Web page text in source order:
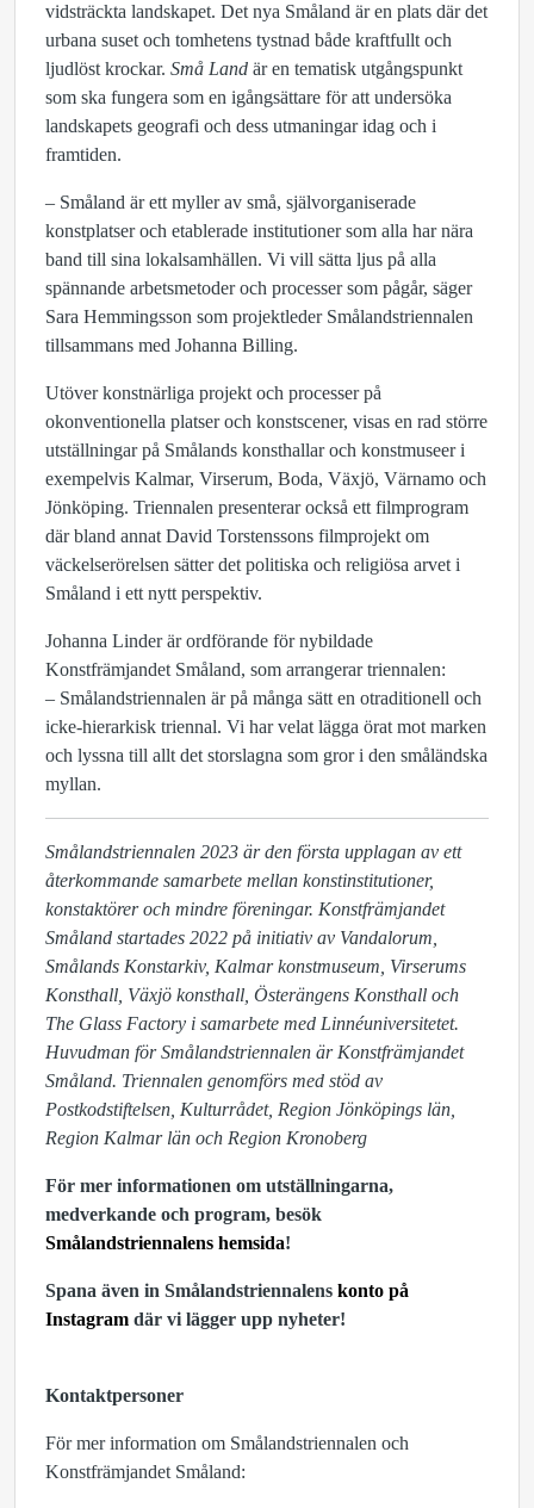
vidsträckta landskapet. Det nya Småland är en plats där det
urbana suset och tomhetens tystnad både kraftfullt och
ljudlöst krockar. Små Land är en tematisk utgångspunkt
som ska fungera som en igångsättare för att undersöka
landskapets geografi och dess utmaningar idag och i
framtiden.
​​– Småland är ett myller av små, självorganiserade
konstplatser och etablerade institutioner som alla har nära
band till sina lokalsamhällen. Vi vill sätta ljus på alla
spännande arbetsmetoder och processer som pågår, säger
Sara Hemmingsson som projektleder Smålandstriennalen
tillsammans med Johanna Billing.
Utöver konstnärliga projekt och processer på
okonventionella platser och konstscener, visas en rad större
utställningar på Smålands konsthallar och konstmuseer i
exempelvis Kalmar, Virserum, Boda, Växjö, Värnamo och
Jönköping. Triennalen presenterar också ett filmprogram
där bland annat David Torstenssons filmprojekt om
väckelserörelsen sätter det politiska och religiösa arvet i
Småland i ett nytt perspektiv.
Johanna Linder är ordförande för nybildade
Konstfrämjandet Småland, som arrangerar triennalen:
​​– Smålandstriennalen är på många sätt en otraditionell och
icke-hierarkisk triennal. Vi har velat lägga örat mot marken
och lyssna till allt det storslagna som gror i den småländska
myllan.
Smålandstriennalen 2023 är den första upplagan av ett
återkommande samarbete mellan konstinstitutioner,
konstaktörer och mindre föreningar. Konstfrämjandet
Småland startades 2022 på initiativ av Vandalorum,
Smålands Konstarkiv, Kalmar konstmuseum, Virserums
Konsthall, Växjö konsthall, Österängens Konsthall och
The Glass Factory i samarbete med Linnéuniversitetet.
Huvudman för Smålandstriennalen är Konstfrämjandet
Småland. Triennalen genomförs med stöd av
Postkodstiftelsen, Kulturrådet, Region Jönköpings län,
Region Kalmar län och Region Kronoberg
För mer informationen om utställningarna,
medverkande och program, besök
Smålandstriennalens hemsida!
Spana även in Smålandstriennalens konto på
Instagram där vi lägger upp nyheter!
Kontaktpersoner
För mer information om Smålandstriennalen och
Konstfrämjandet Småland: